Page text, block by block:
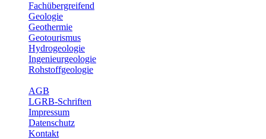
Fachübergreifend
Geologie
Geothermie
Geotourismus
Hydrogeologie
Ingenieurgeologie
Rohstoffgeologie
AGB
LGRB-Schriften
Impressum
Datenschutz
Kontakt